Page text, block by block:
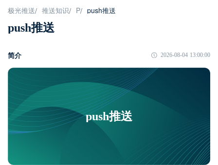
极光推送/ 推送知识/ P/ push推送
push推送
简介 2026-08-04 13:00:00
push推送